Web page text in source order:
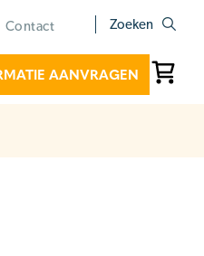
Contact Zoeken
AANVRAGEN